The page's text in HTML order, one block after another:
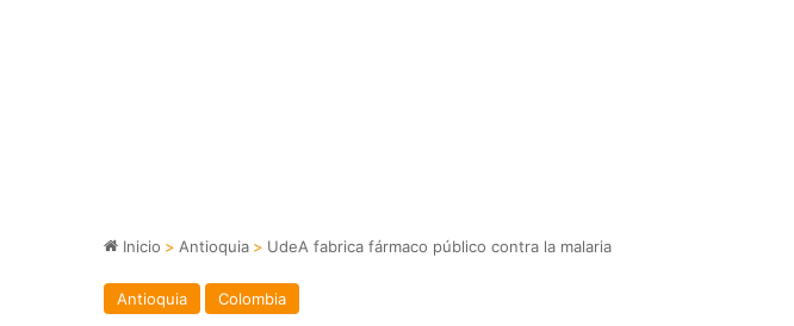
Inicio > Antioquia > UdeA fabrica fármaco público contra la malaria
Antioquia Colombia